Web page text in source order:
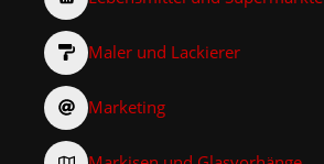
Maler und Lackierer
Marketing